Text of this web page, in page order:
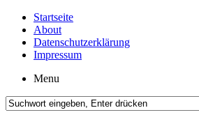
Startseite
About
Datenschutzerklärung
Impressum
Menu